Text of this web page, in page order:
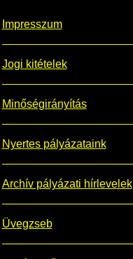
Impresszum
Jogi kitételek
Minőségirányítás
Nyertes pályázataink
Archív pályázati hírlevelek
Üvegzseb